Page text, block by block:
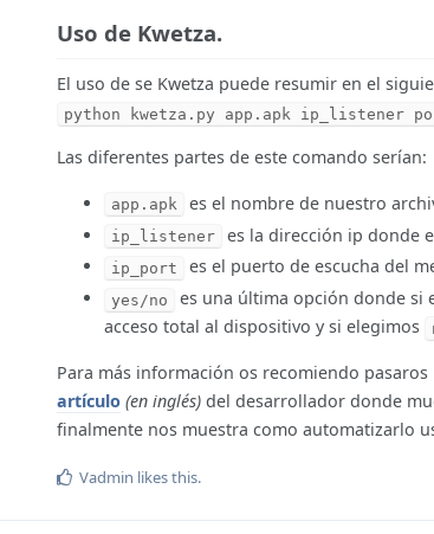
Uso de Kwetza.
El uso de se Kwetza puede resumir en el
python kwetza.py app.apk ip_listener
Las diferentes partes de este comando serían:
app.apk es el nombre de nuestro
ip_listener es la dirección ip donde
ip_port es el puerto de escucha del
yes/no es una última opción donde si
acceso total al dispositivo y si elegimos
Para más información os recomiendo pasaros
artículo (en inglés) del desarrollador donde
finalmente nos muestra como automatizarlo
Vadmin likes this.